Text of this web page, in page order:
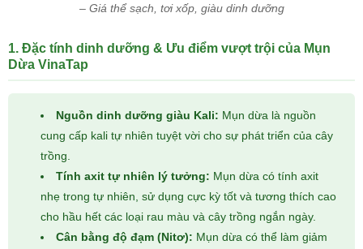
– Giá thể sạch, tơi xốp, giàu dinh dưỡng
1. Đặc tính dinh dưỡng & Ưu điểm vượt trội của Mụn
Dừa VinaTap
Nguồn dinh dưỡng giàu Kali: Mụn dừa là nguồn
cung cấp kali tự nhiên tuyệt vời cho sự phát triển của cây
trồng.
Tính axit tự nhiên lý tưởng: Mụn dừa có tính axit
nhẹ trong tự nhiên, sử dụng cực kỳ tốt và tương thích cao
cho hầu hết các loại rau màu và cây trồng ngắn ngày.
Cân bằng độ đạm (Nitơ): Mụn dừa có thể làm giảm